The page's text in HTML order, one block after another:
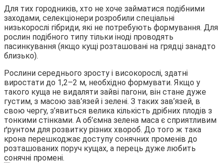
Для тих городників, хто не хоче займатися подібними
заходами, селекціонери розробили спеціальні
низькорослі гібриди, які не потребують формування. Для
рослин подібного типу тільки іноді проводять
пасинкування (якщо кущі розташовані на грядці занадто
близько).
Рослини середнього зросту і високорослі, здатні
виростати до 1,2–2 м, необхідно формувати. Якщо у
такого куща не видаляти зайві пагони, він стане дуже
густим, з масою зав’язей і зелені. З таких зав’язей, в
свою чергу, з’явиться велика кількість дрібних плодів з
тонкими стінками. А об’ємна зелена маса є сприятливим
ґрунтом для розвитку різних хвороб. До того ж така
крона перешкоджає доступу сонячних променів до
розташованих поруч кущах, а перець дуже любить
сонячні промені.